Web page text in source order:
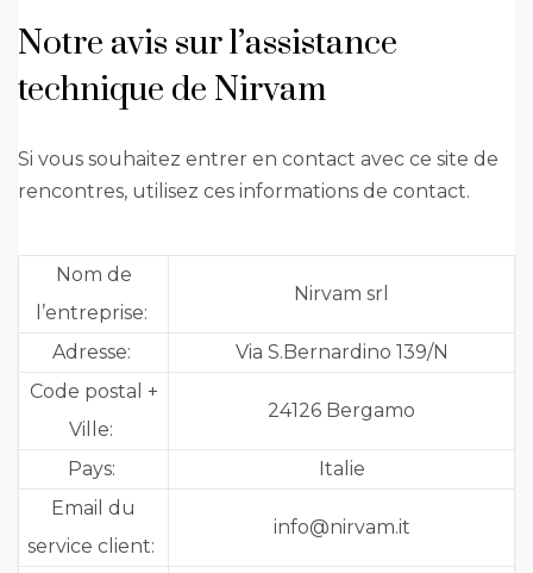
Notre avis sur l’assistance
technique de Nirvam
Si vous souhaitez entrer en contact avec ce site de
rencontres, utilisez ces informations de contact.
Nom de
l’entreprise:
Nirvam srl
Adresse:
Via S.Bernardino 139/N
Code postal +
Ville:
24126 Bergamo
Pays:
Italie
Email du
service client:
info@nirvam.it